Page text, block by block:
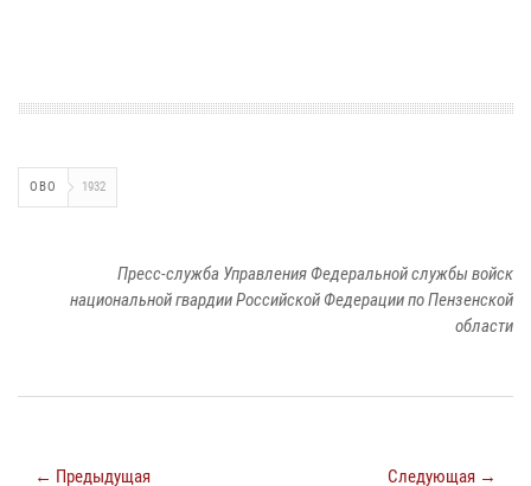
ОВО 1932
Пресс-служба Управления Федеральной службы войск
национальной гвардии Российской Федерации по Пензенской
области
← Предыдущая Следующая →